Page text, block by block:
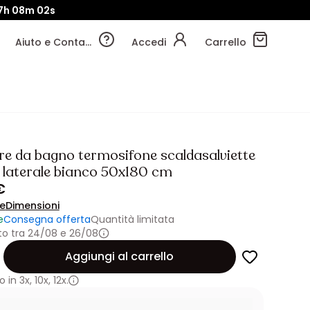
08m 02s
Aiuto e Contatti Accedi Carrello
da bagno termosifone scaldasalviette
bianco 50x180 cm
Dimensioni
Consegna offertaQuantità limitata
tra 24/08 e 26/08
Aggiungi al carrello
in 3x, 10x, 12x.